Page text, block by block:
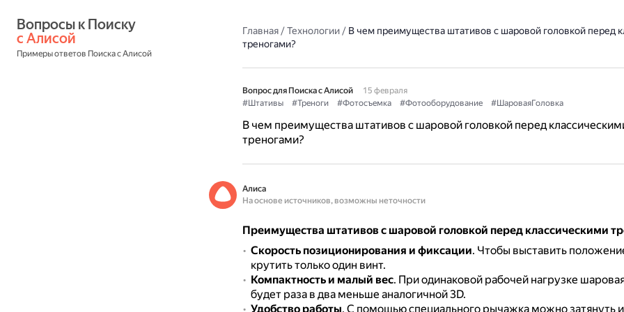
с Алисой
Примеры ответов Поиска с Алисой
Главная/Технологии/ В чем преимущества штативов с шаровой головкой перед
треногами?
Вопрос для Поиска с Алисой
15 февраля
#Штативы
#Треноги #Фотосъемка #Фотооборудование #ШароваяГоловка
В чем преимущества штативов с шаровой головкой перед
треногами?
Алиса
На основе источников, возможны неточности
Преимущества штативов с шаровой головкой перед классическими
Скорость позиционирования и фиксации. Чтобы выставить
крутить только один винт.
Компактность и малый вес. При одинаковой рабочей нагрузке
будет раза в два меньше аналогичной 3D.
Удобство работы. С помощью специального рычажка можно затянуть